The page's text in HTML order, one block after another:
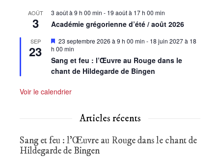
AOÛT
3
3 août à 9 h 00 min - 19 août à 17 h 00 min
Académie grégorienne d’été / août 2026
SEP
23
Mis
en
23 septembre 2026 à 9 h 00 min - 18 juin 2027 à 18
h 00 min
Sang et feu : l’Œuvre au Rouge dans le
chant de Hildegarde de Bingen
Voir le calendrier
Articles récents
Sang et feu : l’Œuvre au Rouge dans le chant de
Hildegarde de Bingen